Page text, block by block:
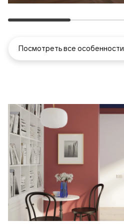
Посмотреть все особенности